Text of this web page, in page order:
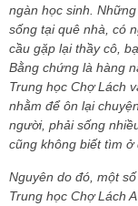
ngàn học sinh.
sống tại quê nhà, có
cầu gặp lại thầy cô,
Bằng chứng là hàng
Trung học Chợ Lách
nhằm để ôn lại
người, phải sống
cũng không biết tìm ở
Nguyên do đó, một
Trung học Chợ Lách